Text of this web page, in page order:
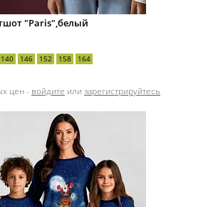
"Paris",белый
140 146 152 158 164
цен - войдите или зарегистрируйтесь